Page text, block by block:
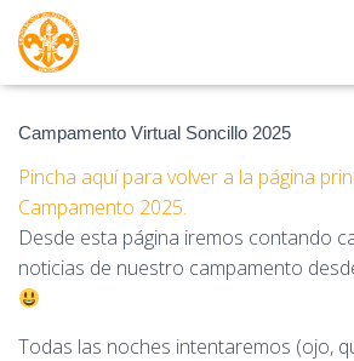
Campamento Virtual Soncillo 2025
Pincha aquí para volver a la página
Campamento 2025.
Desde esta página iremos contando
noticias de nuestro campamento
Todas las noches intentaremos (ojo,